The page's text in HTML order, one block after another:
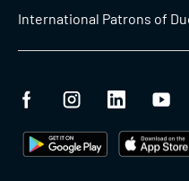
International Patrons of